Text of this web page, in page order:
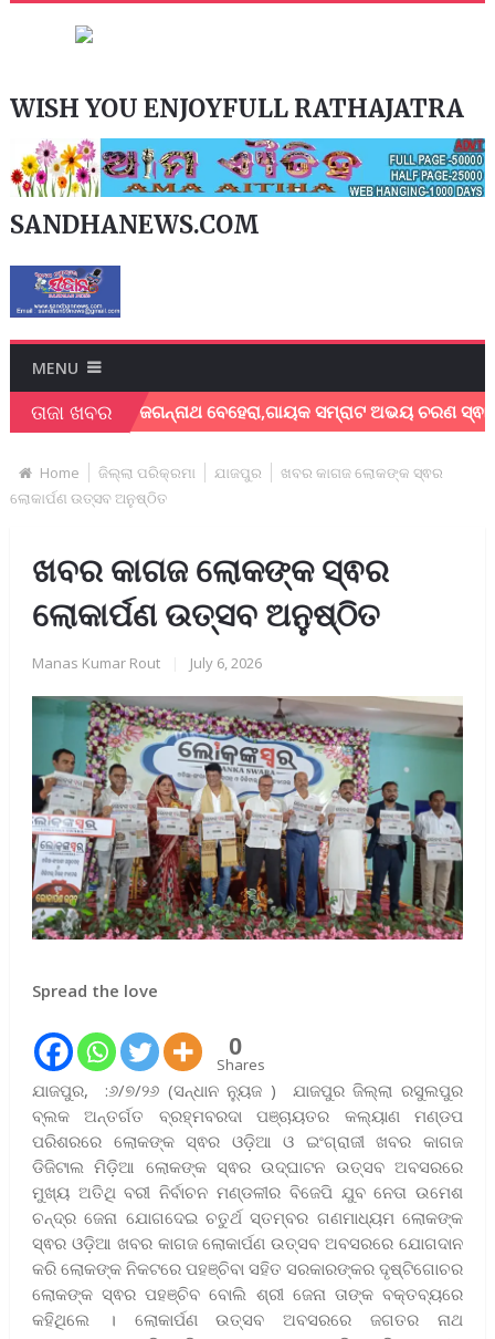
WISH YOU ENJOYFULL RATHAJATRA
SANDHANEWS.COM
MENU
ତାଜା ଖବର
ଶେଖର ଜଗନ୍ନାଥ ବେହେରା,ଗାୟକ ସମ୍ରାଟ ଅଭୟ ଚରଣ
Home ଜିଲ୍ଲା ପରିକ୍ରମା ଯାଜପୁର
ଖବର କାଗଜ ଲୋକଙ୍କ ସ୍ଵର
ଲୋକାର୍ପଣ ଉତ୍ସବ ଅନୁଷ୍ଠିତ
ଖବର କାଗଜ ଲୋକଙ୍କ ସ୍ଵର
ଲୋକାର୍ପଣ ଉତ୍ସବ ଅନୁଷ୍ଠିତ
Manas Kumar Rout July 6, 2026
Spread the love
0
Shares
ଯାଜପୁର, :୬/୭/୨୬ (ସନ୍ଧାନ ନ୍ୟୁଜ ) ଯାଜପୁର ଜିଲ୍ଲା ରସୁଲପୁର
ବ୍ଲକ ଅନ୍ତର୍ଗତ ବ୍ରହ୍ମବରଦା ପଞ୍ଚାୟତର କଲ୍ୟାଣ ମଣ୍ଡପ
ପରିଶରରେ ଲୋକଙ୍କ ସ୍ଵର ଓଡ଼ିଆ ଓ ଇଂଗ୍ରାଜୀ ଖବର କାଗଜ
ଡିଜିଟାଲ ମିଡ଼ିଆ ଲୋକଙ୍କ ସ୍ଵର ଉଦ୍ଘାଟନ ଉତ୍ସବ ଅବସରରେ
ମୁଖ୍ୟ ଅତିଥି ବରୀ ନିର୍ବାଚନ ମଣ୍ଡଳୀର ବିଜେପି ଯୁବ ନେତା ଉମେଶ
ଚନ୍ଦ୍ର ଜେନା ଯୋଗଦେଇ ଚତୁର୍ଥ ସ୍ତମ୍ବର ଗଣମାଧ୍ୟମ ଲୋକଙ୍କ
ସ୍ଵର ଓଡ଼ିଆ ଖବର କାଗଜ ଲୋକାର୍ପଣ ଉତ୍ସବ ଅବସରରେ ଯୋଗଦାନ
କରି ଲୋକଙ୍କ ନିକଟରେ ପହଞ୍ଚିବା ସହିତ ସରକାରଙ୍କର ଦୃଷ୍ଟିଗୋଚର
ଲୋକଙ୍କ ସ୍ଵର ପହଞ୍ଚିବ ବୋଲି ଶ୍ରୀ ଜେନା ତାଙ୍କ ବକ୍ତବ୍ୟରେ
କହିଥିଲେ । ଲୋକାର୍ପଣ ଉତ୍ସବ ଅବସରରେ ଜଗତର ନାଥ